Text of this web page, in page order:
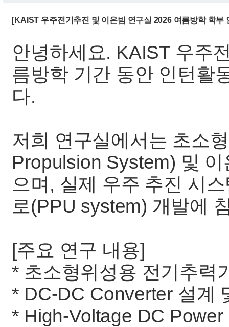
[KAIST 우주전기추진 및 이온빔 연구실 2026 여름방학 학부
안녕하세요. KAIST 우주
름방학 기간 동안 인턴활
다.
저희 연구실에서는 초소
Propulsion System) 및
으며, 실제 우주 추진 시
로(PPU system) 개발에
[주요 연구 내용]
* 초소형위성용 전기추력
* DC-DC Converter 설계
* High-Voltage DC